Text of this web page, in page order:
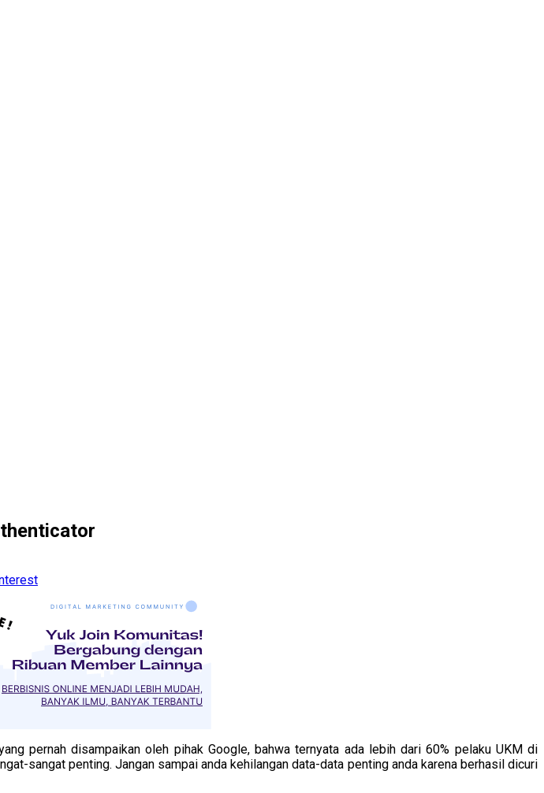
pernah disampaikan oleh pihak Google, bahwa ternyata ada lebih dari 60% pelaku UKM di
sangat penting. Jangan sampai anda kehilangan data-data penting anda karena berhasil dicuri